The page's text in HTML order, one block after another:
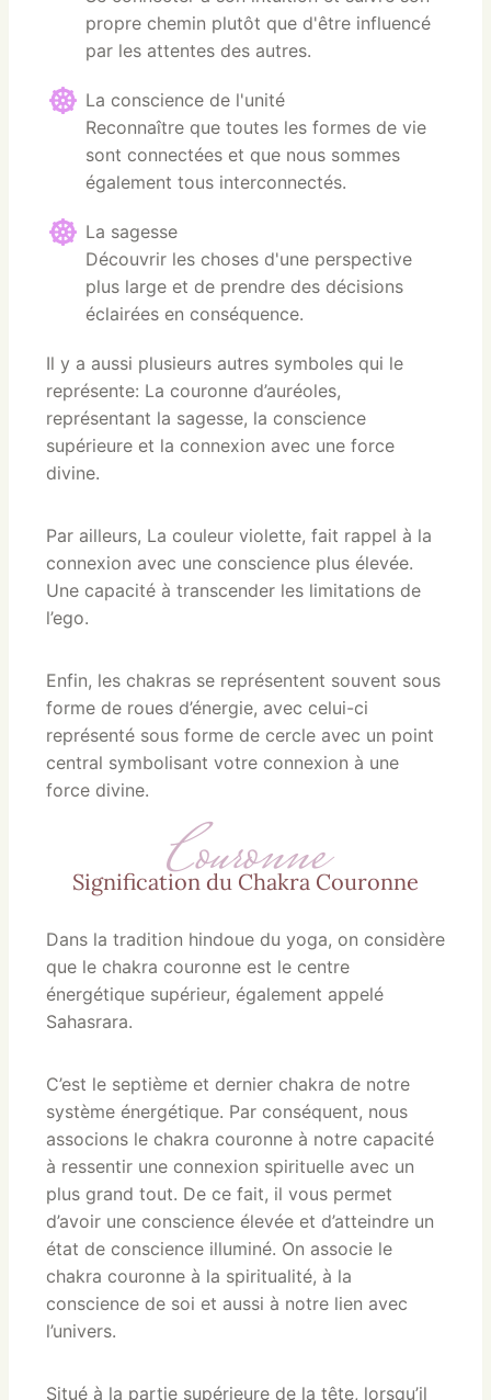
propre chemin plutôt que d'être influencé
par les attentes des autres.
La conscience de l'unité
Reconnaître que toutes les formes de vie
sont connectées et que nous sommes
également tous interconnectés.
La sagesse
Découvrir les choses d'une perspective
plus large et de prendre des décisions
éclairées en conséquence.
Il y a aussi plusieurs autres symboles qui le
représente: La couronne d’auréoles,
représentant la sagesse, la conscience
supérieure et la connexion avec une force
divine.
Par ailleurs, La couleur violette, fait rappel à la
connexion avec une conscience plus élevée.
Une capacité à transcender les limitations de
l’ego.
Enfin, les chakras se représentent souvent sous
forme de roues d’énergie, avec celui-ci
représenté sous forme de cercle avec un point
central symbolisant votre connexion à une
force divine.
Couronne
Signification du Chakra Couronne
Dans la tradition hindoue du yoga, on considère
que le chakra couronne est le centre
énergétique supérieur, également appelé
Sahasrara.
C’est le septième et dernier chakra de notre
système énergétique. Par conséquent, nous
associons le chakra couronne à notre capacité
à ressentir une connexion spirituelle avec un
plus grand tout. De ce fait, il vous permet
d’avoir une conscience élevée et d’atteindre un
état de conscience illuminé. On associe le
chakra couronne à la spiritualité, à la
conscience de soi et aussi à notre lien avec
l’univers.
Situé à la partie supérieure de la tête, lorsqu’il